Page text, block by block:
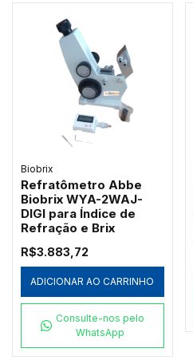
Biobrix
Refratômetro Abbe
Biobrix WYA-2WAJ-
DIGI para Índice de
Refração e Brix
R$3.883,72
ADICIONAR AO CARRINHO
Consulte-nos pelo
WhatsApp